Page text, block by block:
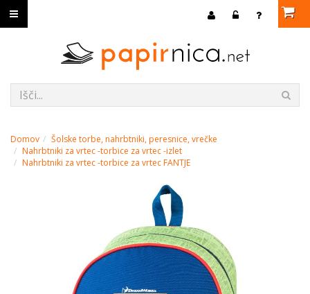
Domov
Šolske torbe, nahrbtniki, peresnice, vrečke
Nahrbtniki za vrtec -torbice za vrtec -izlet
Nahrbtniki za vrtec -torbice za vrtec FANTJE